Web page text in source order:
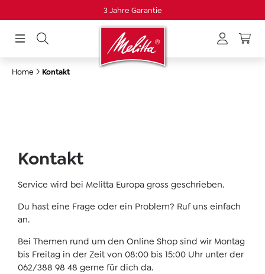
3 Jahre Garantie
Home Kontakt
Kontakt
Service wird bei Melitta Europa gross geschrieben.
Du hast eine Frage oder ein Problem? Ruf uns einfach
an.
Bei Themen rund um den Online Shop sind wir Montag
bis Freitag in der Zeit von 08:00 bis 15:00 Uhr unter der
062/388 98 48 gerne für dich da.